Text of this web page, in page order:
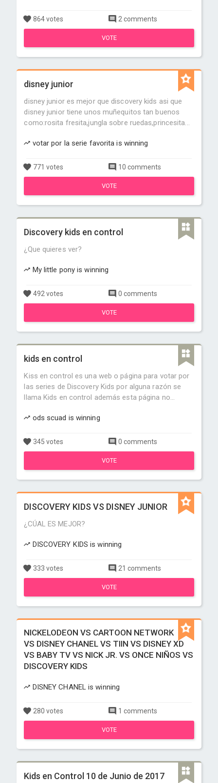
864 votes 2 comments
VOTE
disney junior
disney junior es mejor que discovery kids asi que
disney junior tiene unos muñequitos tan buenos
como:rosita fresita,jungla sobre ruedas,princesita...
votar por la serie favorita is winning
771 votes 10 comments
VOTE
Discovery kids en control
¿Que quieres ver?
My little pony is winning
492 votes 0 comments
VOTE
kids en control
Kiss en control es una web o página para votar por
las series de Discovery Kids por alguna razón se
llama Kids en control además esta página no...
ods scuad is winning
345 votes 0 comments
VOTE
DISCOVERY KIDS VS DISNEY JUNIOR
¿CÚAL ES MEJOR?
DISCOVERY KIDS is winning
333 votes 21 comments
VOTE
NICKELODEON VS CARTOON NETWORK
VS DISNEY CHANEL VS TIIN VS DISNEY XD
VS BABY TV VS NICK JR. VS ONCE NIÑOS VS
DISCOVERY KIDS
DISNEY CHANEL is winning
280 votes 1 comments
VOTE
Kids en Control 10 de Junio de 2017